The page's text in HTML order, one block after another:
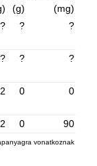
(g)
(mg)
? ? ?
? ? ?
0 0
2 0 90
vonatkoznak